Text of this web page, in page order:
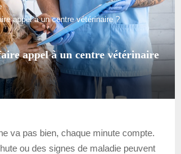
appel à un centre vétérinaire ?
appel à un centre vétérinaire
va pas bien, chaque minute compte.
ou des signes de maladie peuvent